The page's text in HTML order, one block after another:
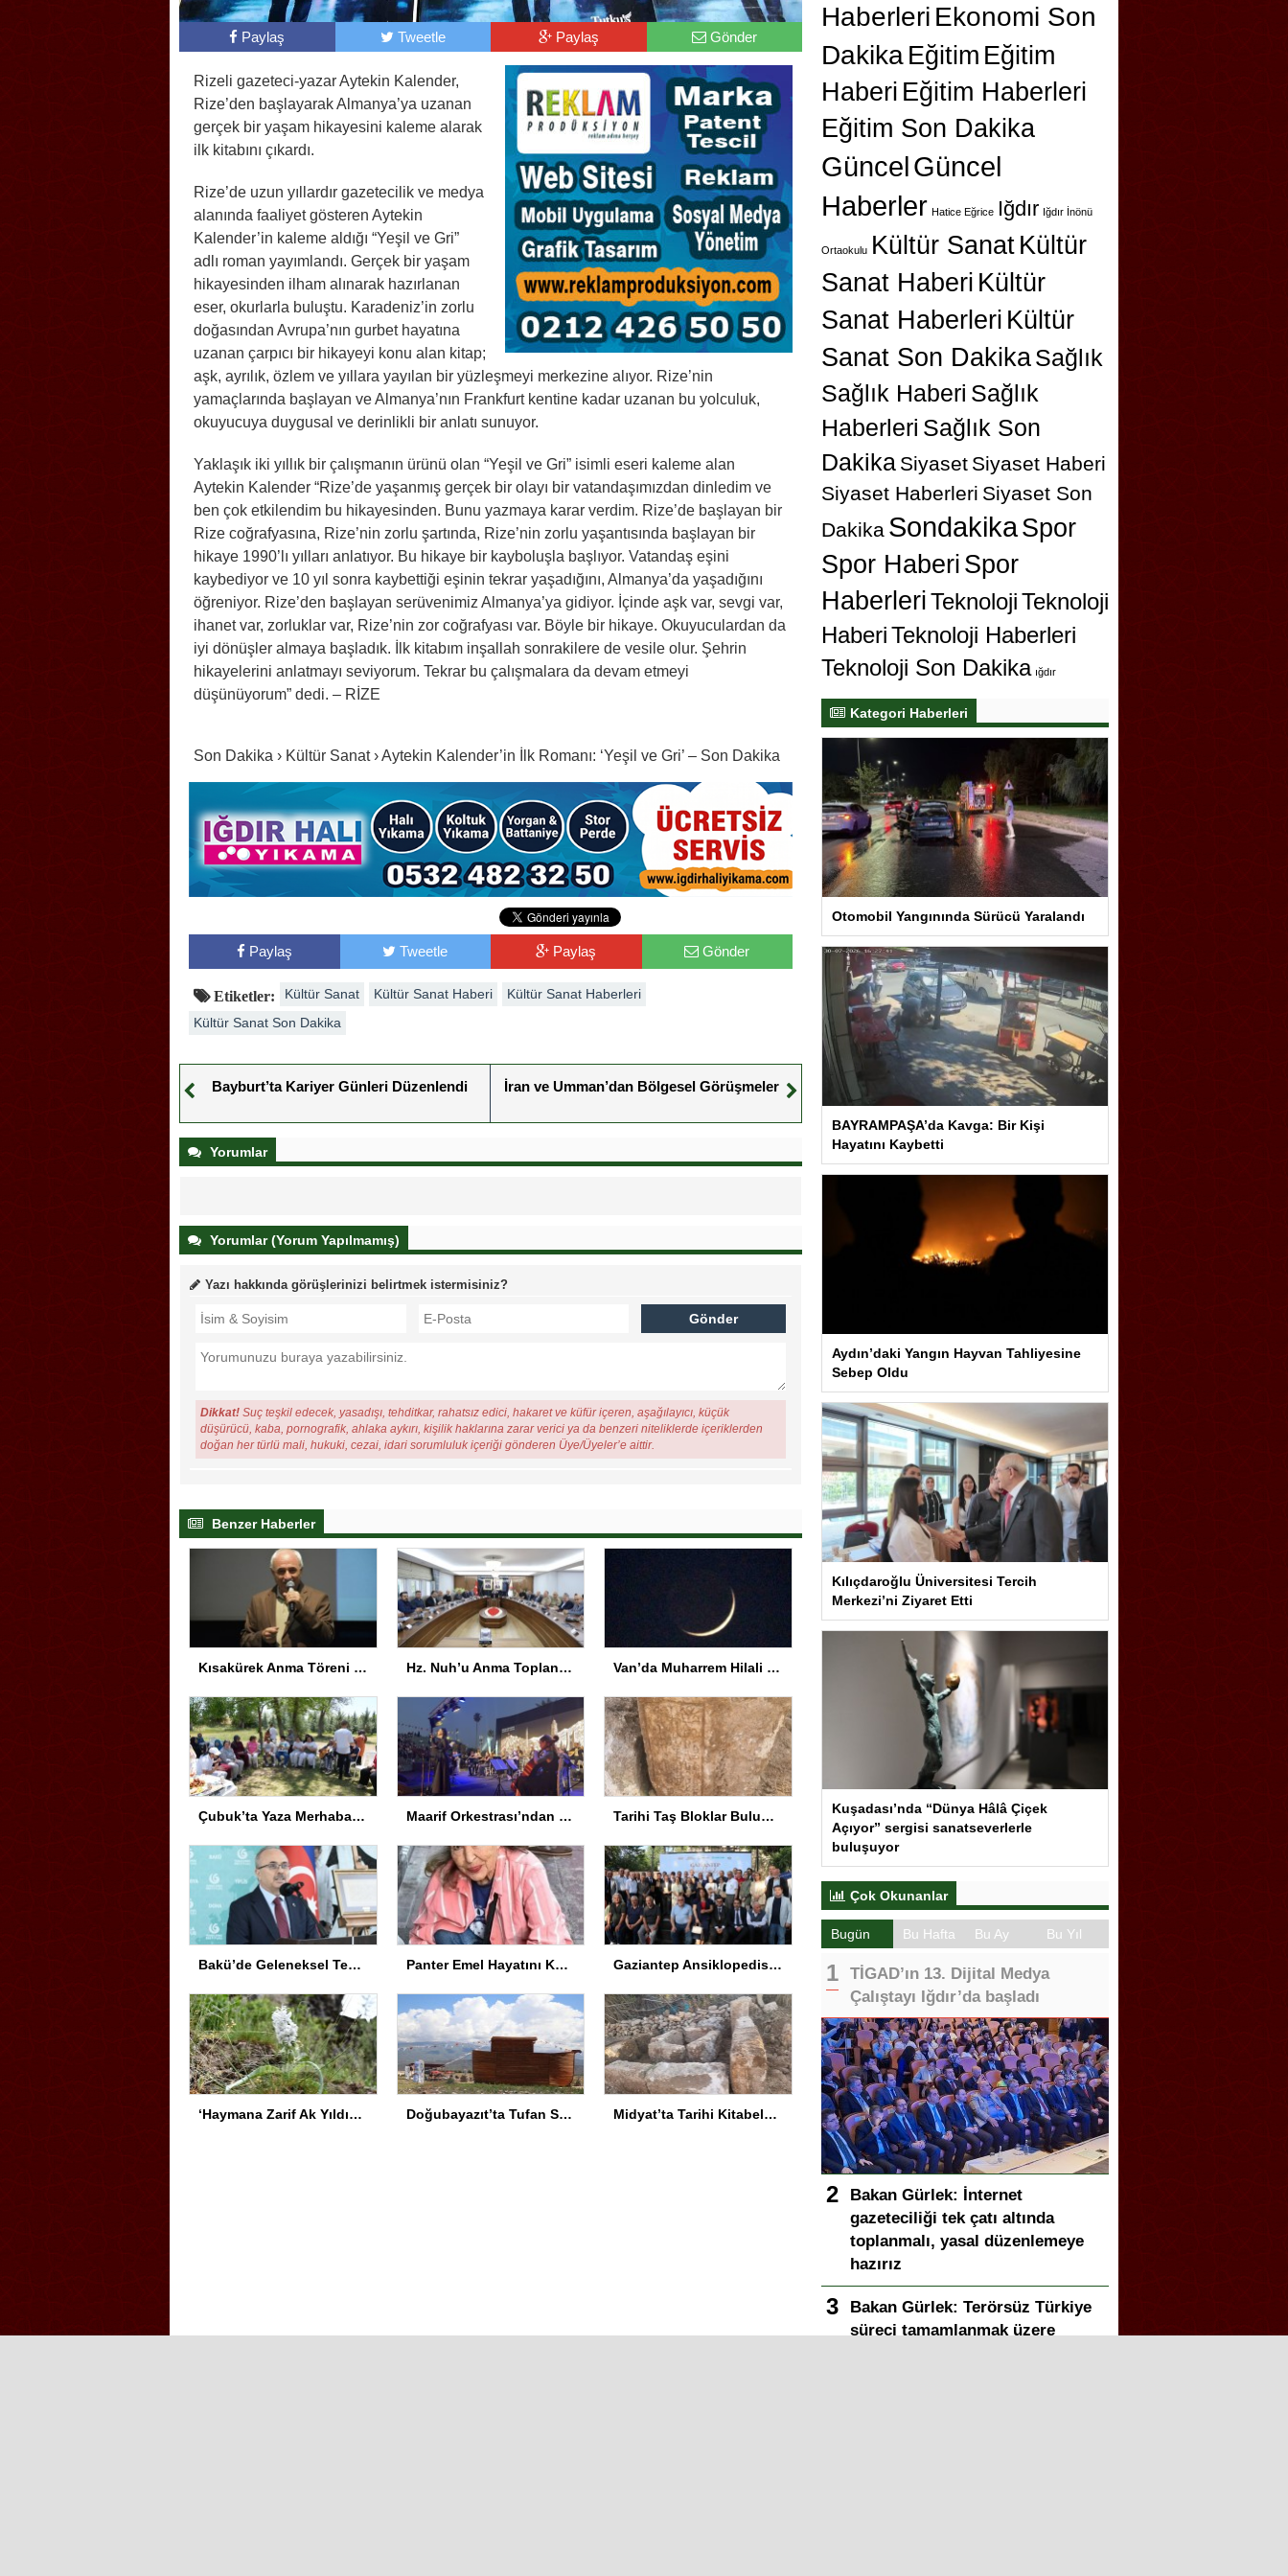
Paylaş Tweetle Paylaş Gönder
Rizeli gazeteci-yazar Aytekin Kalender,
Rize’den başlayarak Almanya’ya uzanan
gerçek bir yaşam hikayesini kaleme alarak
ilk kitabını çıkardı.
Rize’de uzun yıllardır gazetecilik ve medya
alanında faaliyet gösteren Aytekin
Kalender’in kaleme aldığı “Yeşil ve Gri”
adlı roman yayımlandı. Gerçek bir yaşam
hikayesinden ilham alınarak hazırlanan
eser, okurlarla buluştu. Karadeniz’in zorlu
doğasından Avrupa’nın gurbet hayatına
uzanan çarpıcı bir hikayeyi konu alan kitap;
aşk, ayrılık, özlem ve yıllara yayılan bir yüzleşmeyi merkezine alıyor. Rize’nin
yamaçlarında başlayan ve Almanya’nın Frankfurt kentine kadar uzanan bu yolculuk,
okuyucuya duygusal ve derinlikli bir anlatı sunuyor.
Yaklaşık iki yıllık bir çalışmanın ürünü olan “Yeşil ve Gri” isimli eseri kaleme alan
Aytekin Kalender “Rize’de yaşanmış gerçek bir olayı bir vatandaşımızdan dinledim ve
ben çok etkilendim bu hikayesinden. Bunu yazmaya karar verdim. Rize’de başlayan bir
Rize coğrafyasına, Rize’nin zorlu şartında, Rize’nin zorlu yaşantısında başlayan bir
hikaye 1990’lı yılları anlatıyor. Bu hikaye bir kayboluşla başlıyor. Vatandaş eşini
kaybediyor ve 10 yıl sonra kaybettiği eşinin tekrar yaşadığını, Almanya’da yaşadığını
öğreniyor. Rize’den başlayan serüvenimiz Almanya’ya gidiyor. İçinde aşk var, sevgi var,
ihanet var, zorluklar var, Rize’nin zor coğrafyası var. Böyle bir hikaye. Okuyuculardan da
iyi dönüşler almaya başladık. İlk kitabım inşallah sonrakilere de vesile olur. Şehrin
hikayelerini anlatmayı seviyorum. Tekrar bu çalışmalara da devam etmeyi
düşünüyorum” dedi. – RİZE
Son Dakika › Kültür Sanat › Aytekin Kalender’in İlk Romanı: ‘Yeşil ve Gri’ – Son Dakika
Paylaş Tweetle Paylaş Gönder
Etiketler: Kültür Sanat Kültür Sanat Haberi
Kültür Sanat Haberleri
Kültür Sanat Son Dakika
Bayburt’ta Kariyer Günleri Düzenlendi İran ve Umman’dan Bölgesel Görüşmeler
Yorumlar
Yorumlar (Yorum Yapılmamış)
Yazı hakkında görüşlerinizi belirtmek istermisiniz?
Dikkat! Suç teşkil edecek, yasadışı, tehditkar, rahatsız edici, hakaret ve küfür içeren, aşağılayıcı, küçük
düşürücü, kaba, pornografik, ahlaka aykırı, kişilik haklarına zarar verici ya da benzeri niteliklerde içeriklerden
doğan her türlü mali, hukuki, cezai, idari sorumluluk içeriği gönderen Üye/Üyeler’e aittir.
Benzer Haberler
Kısakürek Anma Töreni Trabzon’da Yapıldı Hz. Nuh’u Anma Toplantısı Şırnak’ta Van’da Muharrem Hilali ve Gezegenler Gökyüzünde Buluştu
Çubuk’ta Yaza Merhaba Etkinliği Maarif Orkestrası’ndan Keyifli Konser Tarihi Taş Bloklar Bulundu
Bakü’de Geleneksel Tezhip ve Minyatür Sergisi Açıldı Panter Emel Hayatını Kaybetti Gaziantep Ansiklopedisi Tanıtıldı
‘Haymana Zarif Ak Yıldızı’ için Tür Koruma Eylem Planı hayata geçirildi Doğubayazıt’ta Tufan Sempozyumu Midyat’ta Tarihi Kitabeler Bulundu
Haberleri Ekonomi Son
Dakika Eğitim Eğitim
Haberi Eğitim Haberleri
Eğitim Son Dakika
GüncelGüncel
Haberler Hatice Eğrice Iğdır Iğdır İnönü
Ortaokulu Kültür SanatKültür
Sanat Haberi Kültür
Sanat Haberleri Kültür
Sanat Son DakikaSağlık
Sağlık Haberi Sağlık
Haberleri Sağlık Son
Dakika Siyaset Siyaset Haberi
Siyaset Haberleri Siyaset Son
Dakika SondakikaSpor
Spor Haberi Spor
HaberleriTeknolojiTeknoloji
HaberiTeknoloji Haberleri
Teknoloji Son Dakika ığdır
Kategori Haberleri
Otomobil Yangınında Sürücü Yaralandı
BAYRAMPAŞA’da Kavga: Bir Kişi
Hayatını Kaybetti
Aydın’daki Yangın Hayvan Tahliyesine
Sebep Oldu
Kılıçdaroğlu Üniversitesi Tercih
Merkezi’ni Ziyaret Etti
Kuşadası’nda “Dünya Hâlâ Çiçek
Açıyor” sergisi sanatseverlerle
buluşuyor
Çok Okunanlar
Bugün Bu Hafta Bu Ay Bu Yıl
TİGAD’ın 13. Dijital Medya
Çalıştayı Iğdır’da başladı
Bakan Gürlek: İnternet
gazeteciliği tek çatı altında
toplanmalı, yasal düzenlemeye
hazırız
Bakan Gürlek: Terörsüz Türkiye
süreci tamamlanmak üzere